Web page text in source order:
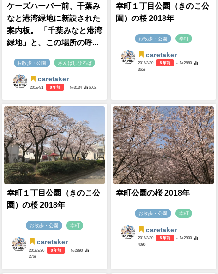
ケーズハーバー前、千葉み
なと港湾緑地に新設された
案内板。 「千葉みなと港湾
緑地」と、この場所の呼...
お散歩・公園 さんばしひろば
caretaker
2018/4/1 8 年前 - №3134 6602
幸町１丁目公園（きのこ公
園）の桜 2018年
お散歩・公園 幸町
caretaker
2018/3/30 8 年前
- №2880
3659
幸町１丁目公園（きのこ公
園）の桜 2018年
お散歩・公園 幸町
caretaker
2018/3/30 8 年前
- №2890
2768
幸町公園の桜 2018年
お散歩・公園 幸町
caretaker
2018/3/30 8 年前
- №2900
4090